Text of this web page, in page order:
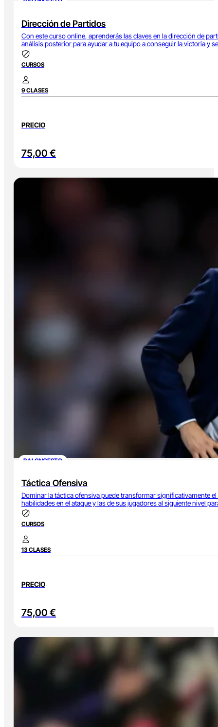
Dirección de Partidos
Con este curso online, aprenderás las claves en la dirección de
análisis posterior para ayudar a tu equipo a conseguir la victoria y
CURSOS
9 CLASES
PRECIO
75,00 €
BALONCESTO
Táctica Ofensiva
Dominar la táctica ofensiva puede transformar significativamente
habilidades en el ataque y las de sus jugadores al siguiente nivel
CURSOS
13 CLASES
PRECIO
75,00 €